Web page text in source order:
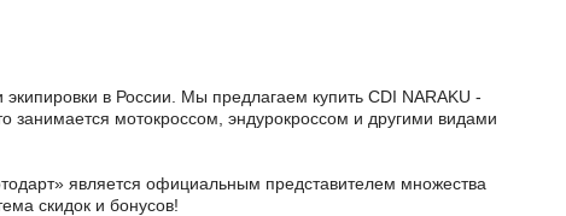
в России. Мы предлагаем купить CDI NARAKU -
занимается мотокроссом, эндурокроссом и другими видами
является официальным представителем множества
скидок и бонусов!